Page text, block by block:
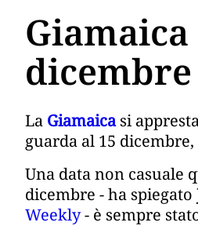
dicembre
La Giamaicasi
guarda al 15
Una data non casuale
dicembre - ha spiegato
Weekly- è sempre